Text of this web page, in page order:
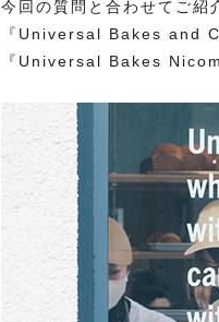
今回の質問と合わせてご紹
『Universal Bakes and
『Universal Bakes